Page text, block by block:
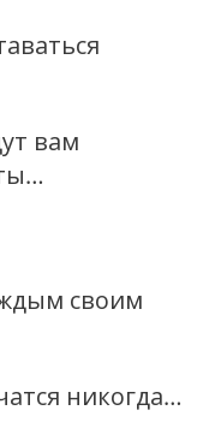
вам
своим
никогда…